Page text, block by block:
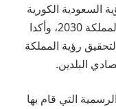
السعودية الكورية
المشتركة 2030 في تحقيق أهداف رؤية المملكة 2030، وأكدا
رؤية المملكة
التي قام بها